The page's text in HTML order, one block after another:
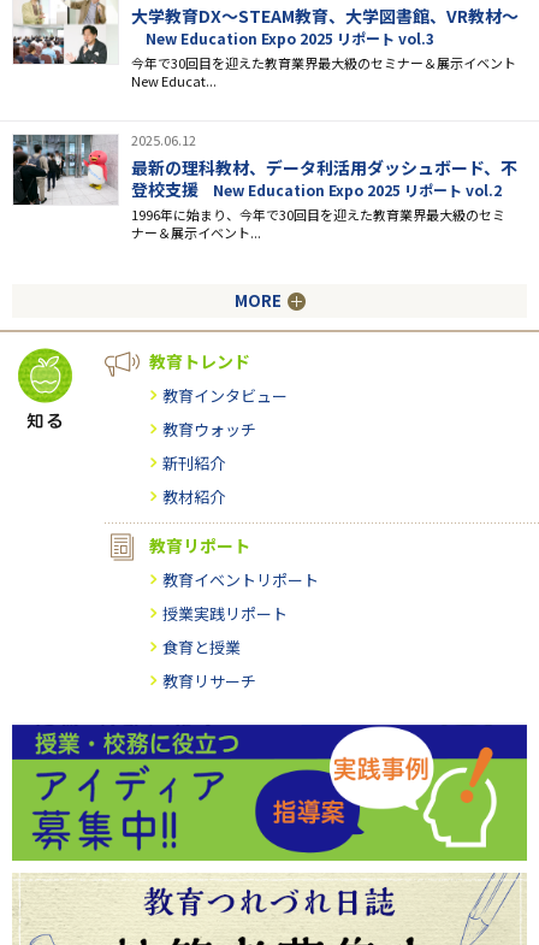
大学教育DX～STEAM教育、大学図書館、VR教材～
New Education Expo 2025 リポート vol.3
今年で30回目を迎えた教育業界最大級のセミナー＆展示イベント
New Educat...
2025.06.12
最新の理科教材、データ利活用ダッシュボード、不
登校支援
New Education Expo 2025 リポート vol.2
1996年に始まり、今年で30回目を迎えた教育業界最大級のセミ
ナー＆展示イベント...
MORE
教育トレンド
教育インタビュー
教育ウォッチ
新刊紹介
教材紹介
教育リポート
教育イベントリポート
授業実践リポート
食育と授業
教育リサーチ